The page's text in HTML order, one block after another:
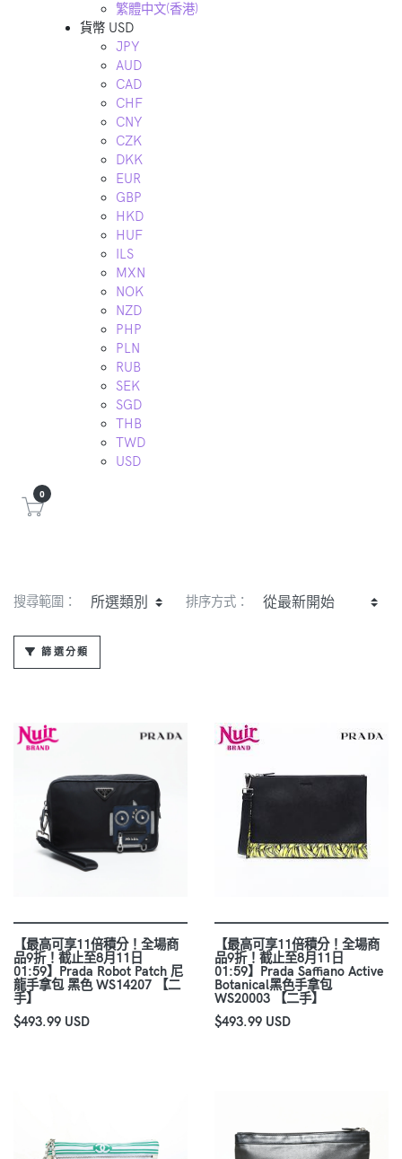
繁體中文(香港)
貨幣 USD
JPY
AUD
CAD
CHF
CNY
CZK
DKK
EUR
GBP
HKD
HUF
ILS
MXN
NOK
NZD
PHP
PLN
RUB
SEK
SGD
THB
TWD
USD
0
搜尋範圍： 排序方式：
篩選分類
【最高可享11倍積分！全場商
品9折！截止至8月11日
01:59】Prada Robot Patch 尼
龍手拿包 黑色 WS14207 【二
手】
$493.99 USD
【最高可享11倍積分！全場商
品9折！截止至8月11日
01:59】Prada Saffiano Active
Botanical黑色手拿包
WS20003 【二手】
$493.99 USD